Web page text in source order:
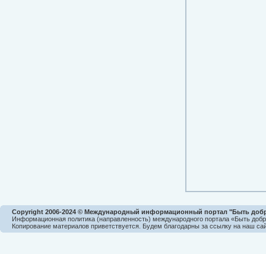
Copyright 2006-2024 © Международный информационный портал "Быть
Информационная политика (направленность) международного портала «Быть
Копирование материалов приветствуется. Будем благодарны за ссылку на наш